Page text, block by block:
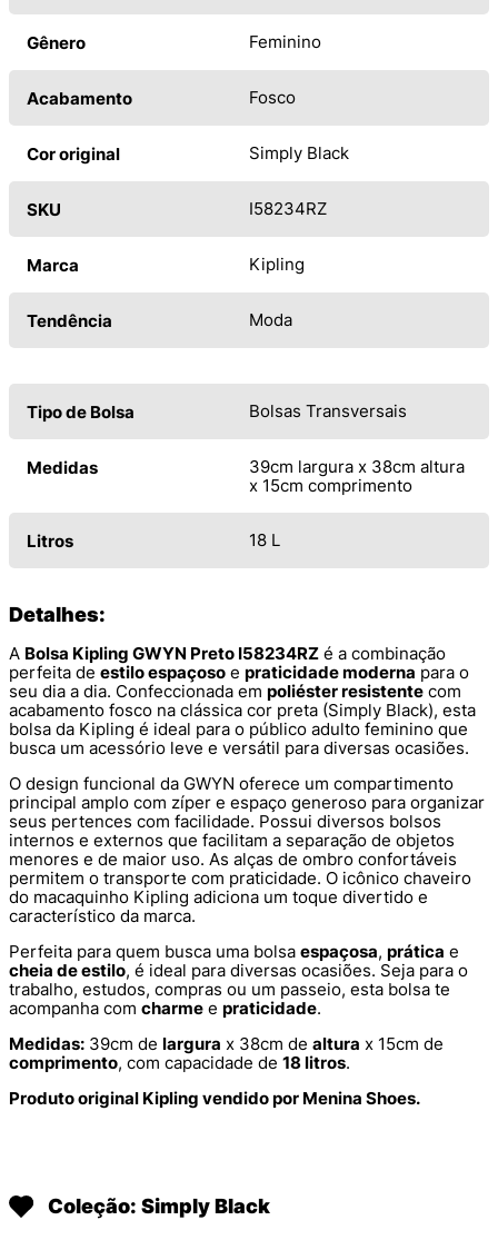
Gênero Feminino
Acabamento Fosco
Cor original Simply Black
SKU I58234RZ
Marca Kipling
Tendência Moda
Tipo de Bolsa Bolsas Transversais
Medidas
39cm largura x 38cm altura
x 15cm comprimento
Litros 18 L
Detalhes:
A Bolsa Kipling GWYN Preto I58234RZ é a combinação
perfeita de estilo espaçoso e praticidade moderna para o
seu dia a dia. Confeccionada em poliéster resistente com
acabamento fosco na clássica cor preta (Simply Black), esta
bolsa da Kipling é ideal para o público adulto feminino que
busca um acessório leve e versátil para diversas ocasiões.
O design funcional da GWYN oferece um compartimento
principal amplo com zíper e espaço generoso para organizar
seus pertences com facilidade. Possui diversos bolsos
internos e externos que facilitam a separação de objetos
menores e de maior uso. As alças de ombro confortáveis
permitem o transporte com praticidade. O icônico chaveiro
do macaquinho Kipling adiciona um toque divertido e
característico da marca.
Perfeita para quem busca uma bolsa espaçosa, prática e
cheia de estilo, é ideal para diversas ocasiões. Seja para o
trabalho, estudos, compras ou um passeio, esta bolsa te
acompanha com charme e praticidade.
Medidas: 39cm de largura x 38cm de altura x 15cm de
comprimento, com capacidade de 18 litros.
Produto original Kipling vendido por Menina Shoes.
Coleção: Simply Black